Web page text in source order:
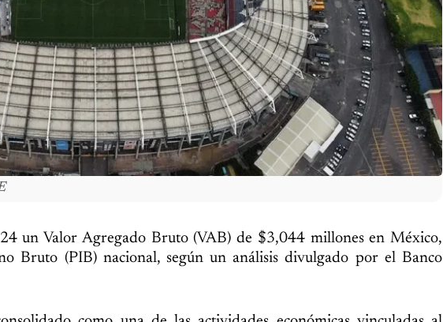
un Valor Agregado Bruto (VAB) de $3,044 millones en México,
Bruto (PIB) nacional, según un análisis divulgado por el Banco